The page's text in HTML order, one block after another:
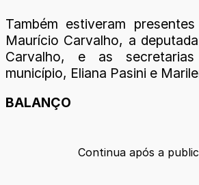
Também estiveram
Maurício Carvalho, a
Carvalho, e as
município, Eliana Pasini e
BALANÇO
Continua após a